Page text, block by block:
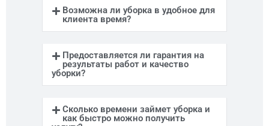
Возможна ли уборка в удобное для
клиента время?
Предоставляется ли гарантия на
результаты работ и качество
уборки?
Сколько времени займет уборка и
как быстро можно получить